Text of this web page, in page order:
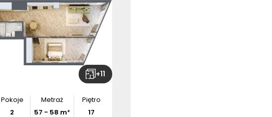
+11
Pokoje
2
Metraż
57 - 58 m²
Piętro
17